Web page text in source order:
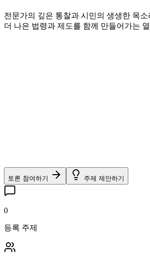
전문가의 깊은 통찰과 시민의 생생한 목
더 나은 법령과 제도를 함께 만들어가는
토론 참여하기 주제 제안하기
0
등록 주제